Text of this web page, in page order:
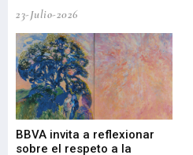
23-Julio-2026
BBVA invita a reflexionar
sobre el respeto a la